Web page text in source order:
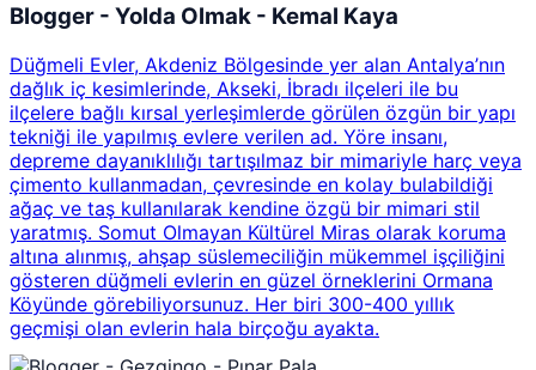
Blogger - Yolda Olmak - Kemal Kaya
Düğmeli Evler, Akdeniz Bölgesinde yer alan Antalya’nın
dağlık iç kesimlerinde, Akseki, İbradı ilçeleri ile bu
ilçelere bağlı kırsal yerleşimlerde görülen özgün bir yapı
tekniği ile yapılmış evlere verilen ad. Yöre insanı,
depreme dayanıklılığı tartışılmaz bir mimariyle harç veya
çimento kullanmadan, çevresinde en kolay bulabildiği
ağaç ve taş kullanılarak kendine özgü bir mimari stil
yaratmış. Somut Olmayan Kültürel Miras olarak koruma
altına alınmış, ahşap süslemeciliğin mükemmel işçiliğini
gösteren düğmeli evlerin en güzel örneklerini Ormana
Köyünde görebiliyorsunuz. Her biri 300-400 yıllık
geçmişi olan evlerin hala birçoğu ayakta.